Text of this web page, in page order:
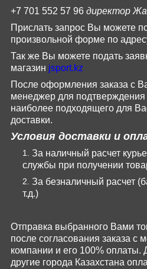
+7 701 552 57 96 директор
Прислать запрос Вы можете
произвольной форме по
Так же Вы можете подать
магазин jsport.kz
После оформления заказа с
менеджер для подтверждения
наиболее подходящего для
доставки.
Условия доставки и
За наличный расчет
службы при получении
За безналичный расчет
т.д.)
Отправка выбранного Вами
после согласования заказа
компании и его 100% оплаты.
другие города Казахстана